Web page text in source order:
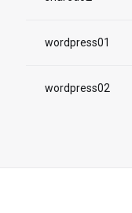
wordpress01
wordpress02